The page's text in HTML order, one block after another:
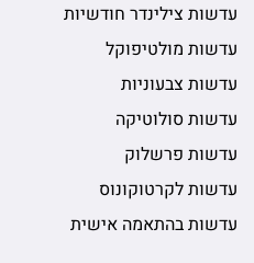
עדשות צילינדר חודשיות
עדשות מולטיפוקל
עדשות צבעוניות
עדשות סולוטיקה
עדשות פרשלוק
עדשות לקרטוקונוס
עדשות בהתאמה אישית